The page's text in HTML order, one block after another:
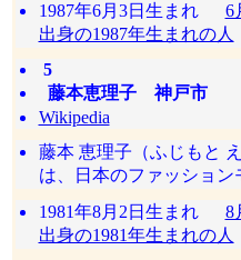
1987年6月3日生まれ 6
出身の1987年生まれの人
5
藤本恵理子 神戸市
Wikipedia
藤本 恵理子（ふじもと
は、日本のファッション
1981年8月2日生まれ 8
出身の1981年生まれの人